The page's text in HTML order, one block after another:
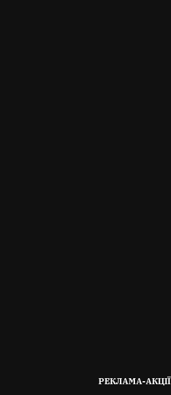
ОПУБЛІКОВАНО
РЕКЛАМА-АКЦІЇ